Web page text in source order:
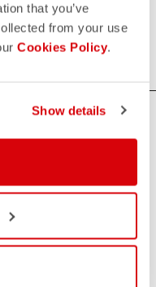
that you’ve
from your use
Cookies Policy.
Show details